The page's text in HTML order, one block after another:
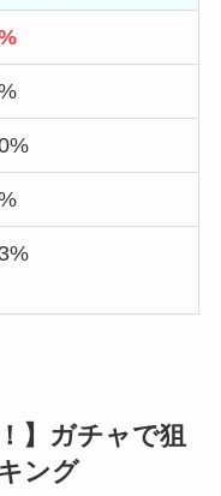
】ガチャで狙
ング